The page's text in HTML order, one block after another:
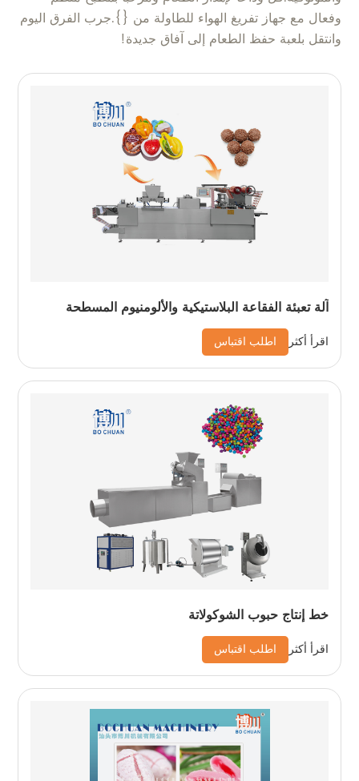
وفعال مع جهاز تفريغ الهواء للطاولة من {}.جرب الفرق اليوم
وانتقل بلعبة حفظ الطعام إلى آفاق جديدة!
آلة تعبئة الفقاعة البلاستيكية والألومنيوم المسطحة
اقرأ أكثر اطلب اقتباس
خط إنتاج حبوب الشوكولاتة
اقرأ أكثر اطلب اقتباس